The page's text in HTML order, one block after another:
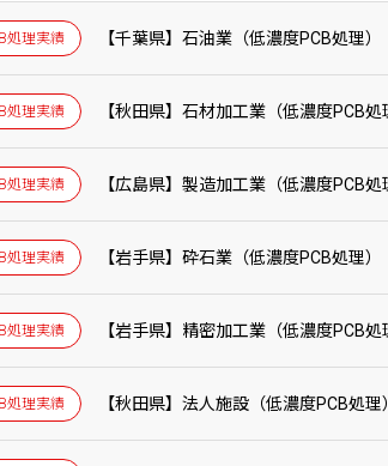
処理実績 【千葉県】石油業（低濃度PCB処理）
処理実績 【秋田県】石材加工業（低濃度PCB処
処理実績 【広島県】製造加工業（低濃度PCB処
処理実績 【岩手県】砕石業（低濃度PCB処理）
処理実績 【岩手県】精密加工業（低濃度PCB処
処理実績 【秋田県】法人施設（低濃度PCB処理）